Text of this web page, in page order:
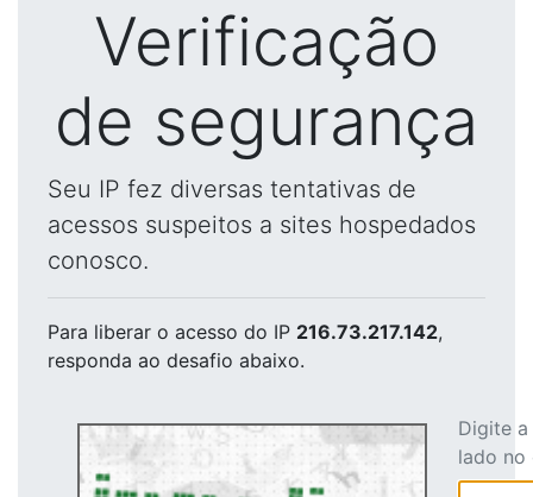
Verificação
de segurança
Seu IP fez diversas tentativas de
acessos suspeitos a sites hospedados
conosco.
Para liberar o acesso do IP 216.73.217.142,
responda ao desafio abaixo.
Digite
lado no